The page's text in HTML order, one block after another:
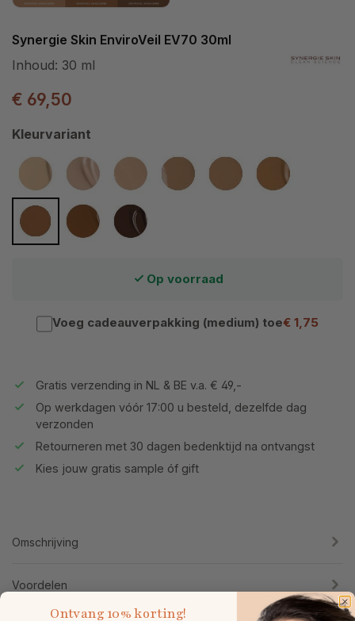
Synergie Skin EnviroVeil EV70 30ml
Inhoud: 30 ml
€ 69,50
Selecteer
Kleurvariant
EV10 EV20 EV30 EV40 EV50 EV60
EV70 EV80 EV90
Op voorraad
Voeg cadeauverpakking (medium) toe€ 1,75
Gratis verzending in NL & BE v.a. € 49,-
Op werkdagen vóór 17:00 u besteld, dezelfde dag
verzonden
Retourneren met 30 dagen bedenktijd na ontvangst
Kies jouw gratis sample óf gift
Omschrijving
Voordelen
Ontvang 10% korting!